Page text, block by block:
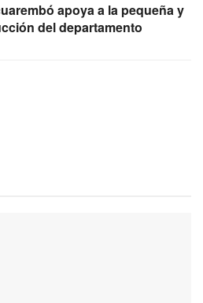
apoya a la pequeña y
del departamento